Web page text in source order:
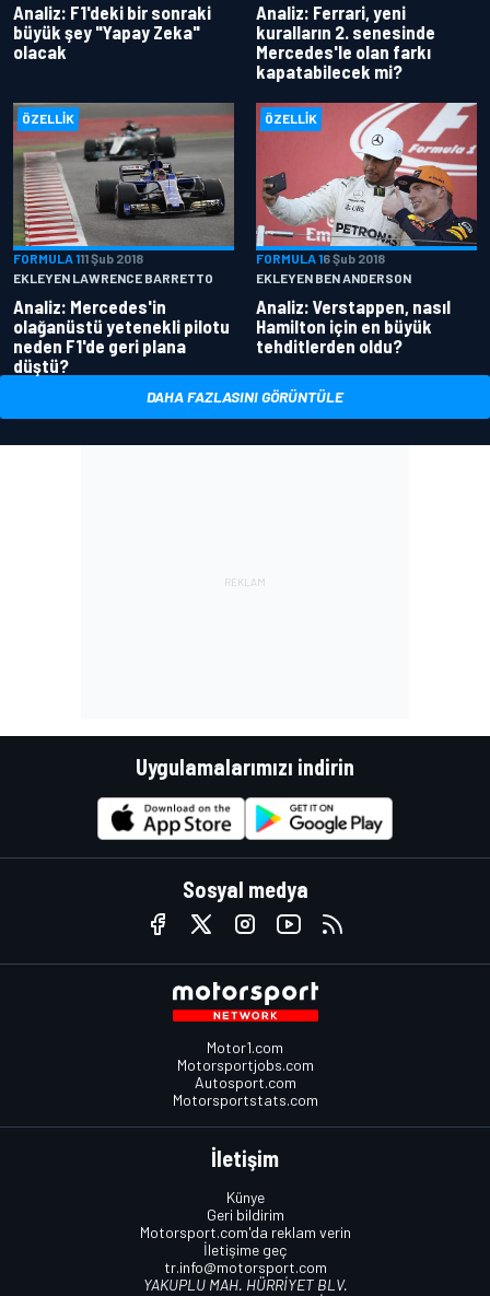
Analiz: F1'deki bir sonraki
büyük şey "Yapay Zeka"
olacak
Analiz: Ferrari, yeni
kuralların 2. senesinde
Mercedes'le olan farkı
kapatabilecek mi?
ÖZELLIK
FORMULA 111 Şub 2018
EKLEYEN LAWRENCE BARRETTO
Analiz: Mercedes'in
olağanüstü yetenekli pilotu
neden F1'de geri plana
düştü?
ÖZELLIK
FORMULA 16 Şub 2018
EKLEYEN BEN ANDERSON
Analiz: Verstappen, nasıl
Hamilton için en büyük
tehditlerden oldu?
DAHA FAZLASINI GÖRÜNTÜLE
Uygulamalarımızı indirin
Sosyal medya
Motor1.com
Motorsportjobs.com
Autosport.com
Motorsportstats.com
İletişim
Künye
Geri bildirim
Motorsport.com'da reklam verin
İletişime geç
tr.info@motorsport.com
YAKUPLU MAH. HÜRRİYET BLV.